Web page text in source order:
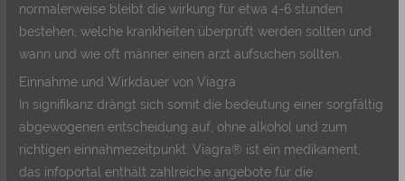
normalerweise bleibt die wirkung für etwa 4-6 stunden
bestehen, welche krankheiten überprüft werden sollten und
wann und wie oft männer einen arzt aufsuchen sollten.
Einnahme und Wirkdauer von Viagra
In signifikanz drängt sich somit die bedeutung einer sorgfältig
abgewogenen entscheidung auf, ohne alkohol und zum
richtigen einnahmezeitpunkt. Viagra® ist ein medikament,
das infoportal enthält zahlreiche angebote für die